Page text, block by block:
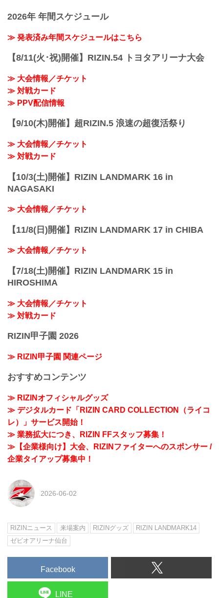
酒井リョウ vs. 貴賢神
vs. 芳賀ビラル海
配信チケットが、5月15日（金）12時より
ABEMA、U-NEXTにて販売がスタートし
たぞ！（※スカパー！は5/23(土)販売開
お得なPPV前売りチケットは、大会前日
2026年 年間スケジュール
≫ 発表済み年間スケジュールはこちら
【8/11(火･祝)開催】RIZIN.54 トヨタアリーナ大会
≫ 大会情報／チケット
≫ 対戦カード
≫ PPV配信情報
【9/10(木)開催】超RIZIN.5 浪速の超復活祭り
≫ 大会情報／チケット
≫ 対戦カード
【10/3(土)開催】RIZIN LANDMARK 16 in
NAGASAKI
≫ 大会情報／チケット
【11/8(日)開催】RIZIN LANDMARK 17 in CHIBA
≫ 大会情報／チケット
【7/18(土)開催】RIZIN LANDMARK 15 in
HIROSHIMA
≫ 大会情報／チケット
≫ 対戦カード
RIZIN甲子園 2026
≫ RIZIN甲子園 関連ページ
おすすめコンテンツ
≫ RIZINオフィシャルグッズ
≫ デジタルカード「RIZIN CARD COLLECTION（ライコ
レ）」サービス開始！
≫ 業務拡大につき、RIZIN FFスタッフ募集！
≫【企業様向け】大会、RIZINファイターへのスポンサー /
企業タイアップ募集中！
2026-06-02
RIZINニュース 来場案内 RIZINグッズ
RIZIN LANDMARK14
ゼビオアリーナ仙台
Facebook
LINE